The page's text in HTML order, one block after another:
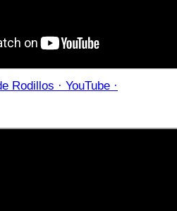
Rodillos · YouTube ·